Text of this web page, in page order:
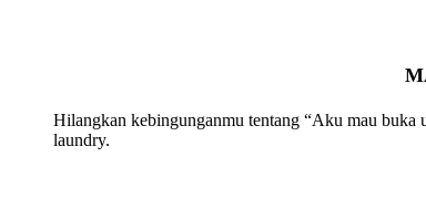
Hilangkan kebingunganmu tentang “Aku mau buka
laundry.